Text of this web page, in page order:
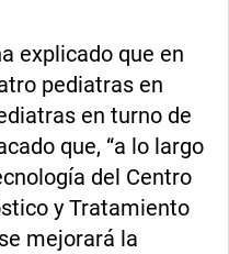
explicado que en
pediatras en
en turno de
que, “a lo largo
del Centro
y Tratamiento
mejorará la